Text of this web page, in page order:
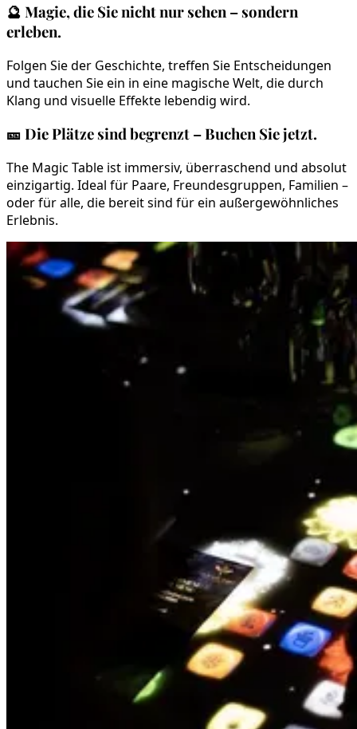
🔮 Magie, die Sie nicht nur sehen – sondern
erleben.
Folgen Sie der Geschichte, treffen Sie Entscheidungen
und tauchen Sie ein in eine magische Welt, die durch
Klang und visuelle Effekte lebendig wird.
🎫 Die Plätze sind begrenzt – Buchen Sie jetzt.
The Magic Table ist immersiv, überraschend und absolut
einzigartig. Ideal für Paare, Freundesgruppen, Familien –
oder für alle, die bereit sind für ein außergewöhnliches
Erlebnis.